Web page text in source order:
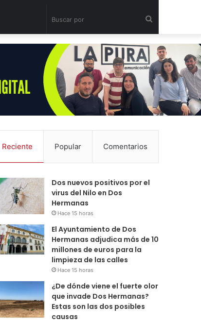
por
Reciente Popular Comentarios
Dos nuevos positivos por el
virus del Nilo en Dos
Hermanas
Hace 15 horas
El Ayuntamiento de Dos
Hermanas adjudica más de 10
millones de euros para la
limpieza de las calles
Hace 15 horas
¿De dónde viene el fuerte olor
que invade Dos Hermanas?
Estas son las dos posibles
causas